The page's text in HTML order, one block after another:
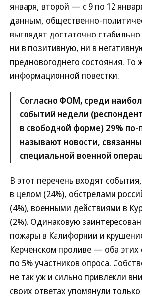
января, второй — с 9 по 12
данным, общественно-
выглядят достаточно
ни в позитивную, ни в
предновогоднего состояния. То
информационной повестки.
Согласно ФОМ, среди
событий недели
в свободной форме) 29%
называют новости,
специальной военной
В этот перечень входят
в целом (24%), обстрелами
(4%), военными действиями в
(2%). Одинаковую
пожары в Калифорнии и
Керченском проливе — оба этих
по 5% участников опроса.
не так уж и сильно привлекли
своих ответах упомянули только